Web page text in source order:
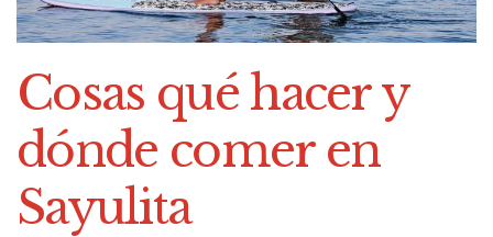
Cosas qué hacer y
dónde comer en
Sayulita